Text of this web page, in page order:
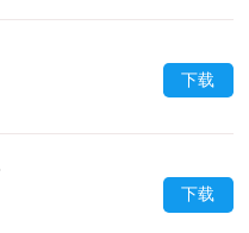
下载
下载